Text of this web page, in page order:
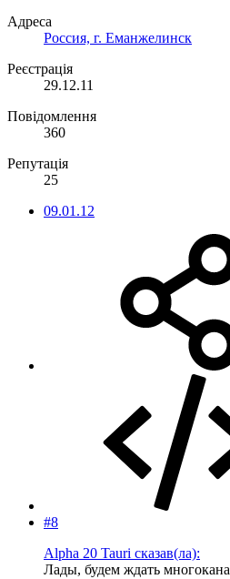
Адреса
Россия, г. Еманжелинск
Реєстрація
29.12.11
Повідомлення
360
Репутація
25
09.01.12
#8
Alpha 20 Tauri сказав(ла):
Лады, будем ждать